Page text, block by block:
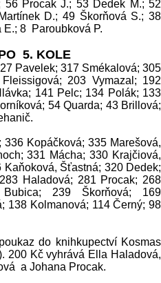
Procak J.; 53 Dedek M.; 52
D.; 49 Škorňová S.; 38
E.; 8 Paroubková P.
5. KOLE
Pavelek; 317 Smékalová; 305
203 Vymazal; 192
141 Pelc; 134 Polák; 133
54 Quarda; 43 Brillová;
336 Kopáčková; 335 Marešová,
331 Mácha; 330 Krajčiová,
Šťastná; 320 Dedek;
Haladová; 281 Procak; 268
239 Škorňová; 169
138 Kolmanová; 114 Černý; 98
do knihkupectví Kosmas
200 Kč vyhrává Ella Haladová,
a Johana Procak.